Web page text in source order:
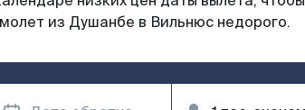
из Душанбе в Вильнюс недорого.